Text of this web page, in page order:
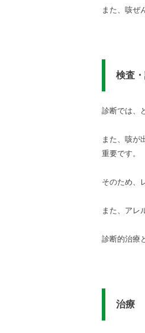
また、咳ぜ
検査
診断では、
また、咳が
重要です。
そのため、
また、アレ
診断的治療
治療